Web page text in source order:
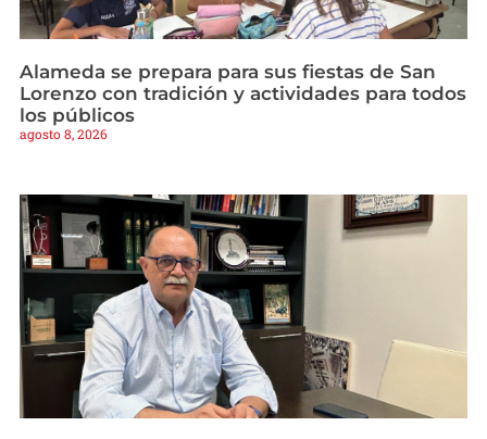
Alameda se prepara para sus fiestas de San
Lorenzo con tradición y actividades para todos
los públicos
agosto 8, 2026